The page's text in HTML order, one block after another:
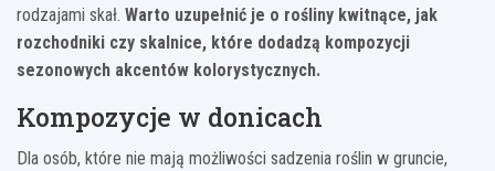
rodzajami skał. Warto uzupełnić je o rośliny kwitnące, jak
rozchodniki czy skalnice, które dodadzą kompozycji
sezonowych akcentów kolorystycznych.
Kompozycje w donicach
Dla osób, które nie mają możliwości sadzenia roślin w gruncie,